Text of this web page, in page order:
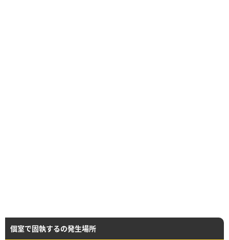
個室で固執するの発生場所